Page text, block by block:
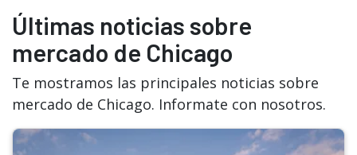
Últimas noticias sobre
mercado de Chicago
Te mostramos las principales noticias sobre
mercado de Chicago. Informate con nosotros.